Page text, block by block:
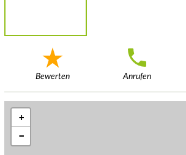
Bewerten Anrufen
+
−